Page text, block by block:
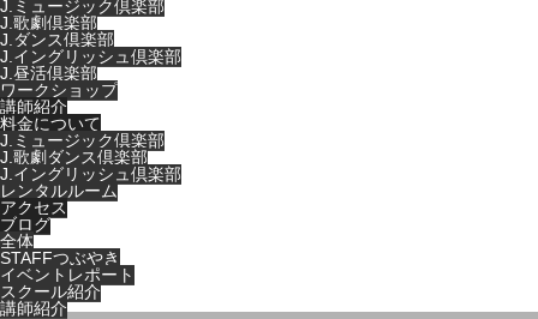
J.ミュージック倶楽部
J.歌劇倶楽部
J.ダンス倶楽部
J.イングリッシュ倶楽部
J.昼活倶楽部
ワークショップ
講師紹介
料金について
J.ミュージック倶楽部
J.歌劇ダンス倶楽部
J.イングリッシュ倶楽部
レンタルルーム
アクセス
ブログ
全体
STAFFつぶやき
イベントレポート
スクール紹介
講師紹介